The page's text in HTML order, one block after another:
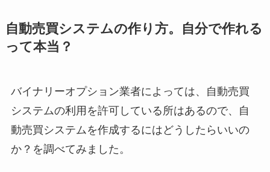
自動売買システムの作り方。自分で作れる
って本当？
バイナリーオプション業者によっては、自動売買
システムの利用を許可している所はあるので、自
動売買システムを作成するにはどうしたらいいの
か？を調べてみました。